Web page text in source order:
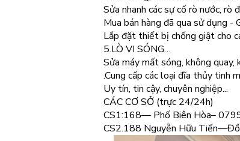
Sửa nhanh các sự cố rò nước, rò
Mua bán hàng đã qua sử dụng -
Lắp đặt thiết bị chống giật cho
5.LÒ VI SÓNG…
Sửa máy mất sóng, không quay,
.Cung cấp các loại đĩa thủy tinh
Uy tín, tin cậy, chuyên nghiệp...
CÁC CƠ SỞ (trực 24/24h)
CS1:168— Phố Biên Hòa–
CS2.188 Nguyễn Hữu